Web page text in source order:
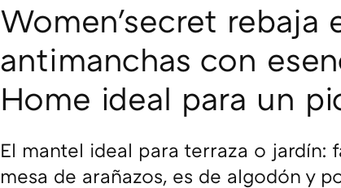
Women'secret rebaja
antimanchas con
Home ideal para un
El mantel ideal para terraza o jardín:
mesa de arañazos, es de algodón y